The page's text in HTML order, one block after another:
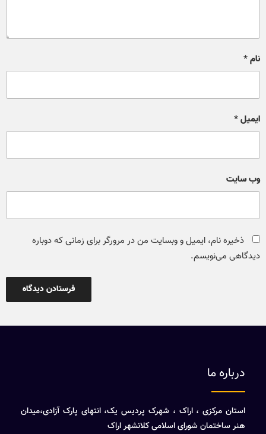
نام*
ایمیل*
وب‌ سایت
ذخیره نام، ایمیل و وبسایت من در مرورگر برای زمانی که دوباره
دیدگاهی می‌نویسم.
درباره ما
استان مرکزی ، اراک ، شهرک پردیس یک، انتهای پارک آزادی،میدان
هنر ساختمان شورای اسلامی کلانشهر اراک